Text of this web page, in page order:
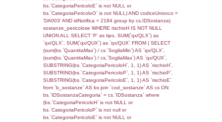
cod_territori_tipologia.IDTipologiaTerritorio)
(f_territori_limitrofi.IDTipoTerritorio =
cod_territori_tipologia.IDTerritorioTP)
(((f_territori_limitrofi.IDNotifica)=133) AND
((f_territori_limitrofi.IDTipoTerritorio)=7)),
0.072429895401001
sql: SELECT f_territori_limitrofi.Distanza,
f_territori_limitrofi.Direzione,
f_territori_limitrofi.Denominazione,